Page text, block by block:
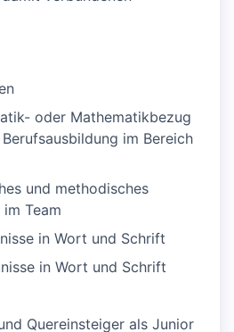
oder Mathematikbezug
im Bereich
und methodisches
Team
in Wort und Schrift
in Wort und Schrift
Quereinsteiger als Junior